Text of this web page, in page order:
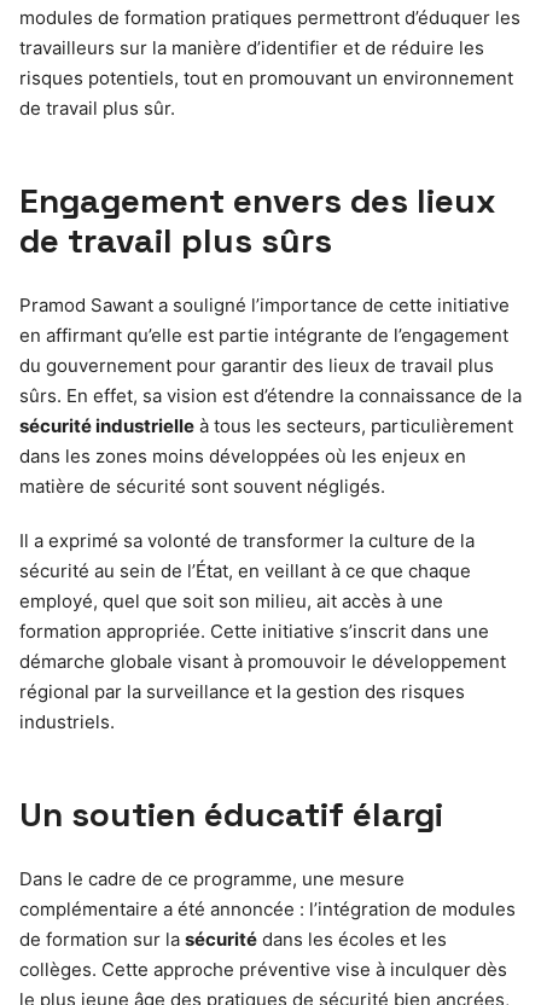
modules de formation pratiques permettront d’éduquer les
travailleurs sur la manière d’identifier et de réduire les
risques potentiels, tout en promouvant un environnement
de travail plus sûr.
Engagement envers des lieux
de travail plus sûrs
Pramod Sawant a souligné l’importance de cette initiative
en affirmant qu’elle est partie intégrante de l’engagement
du gouvernement pour garantir des lieux de travail plus
sûrs. En effet, sa vision est d’étendre la connaissance de la
sécurité industrielle à tous les secteurs, particulièrement
dans les zones moins développées où les enjeux en
matière de sécurité sont souvent négligés.
Il a exprimé sa volonté de transformer la culture de la
sécurité au sein de l’État, en veillant à ce que chaque
employé, quel que soit son milieu, ait accès à une
formation appropriée. Cette initiative s’inscrit dans une
démarche globale visant à promouvoir le développement
régional par la surveillance et la gestion des risques
industriels.
Un soutien éducatif élargi
Dans le cadre de ce programme, une mesure
complémentaire a été annoncée : l’intégration de modules
de formation sur la sécurité dans les écoles et les
collèges. Cette approche préventive vise à inculquer dès
le plus jeune âge des pratiques de sécurité bien ancrées,